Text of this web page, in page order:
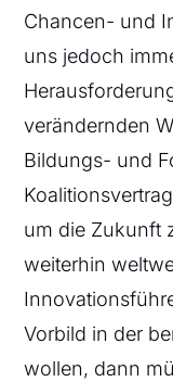
Chancen- und
uns jedoch
verändernden
Bildungs- und
um die Zukunft
weiterhin
Vorbild in der
wollen, dann